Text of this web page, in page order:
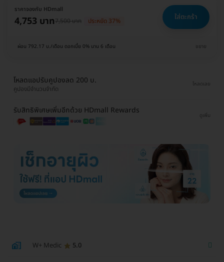
ราคาจองกับ HDmall
4,753 บาท7,500 บาท ประหยัด 37% ใส่ตะกร้า
ผ่อน 792.17 บ./เดือน ดอกเบี้ย 0% นาน 6 เดือน ขยาย
โหลดแอปรับคูปองลด 200 บ.
คูปองมีจำนวนจำกัด
โหลดเลย
รับสิทธิพิเศษเพิ่มอีกด้วย HDmall Rewards
ดูเพิ่ม
W+ Medic 5.0